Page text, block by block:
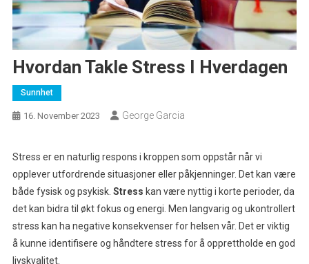
Hvordan Takle Stress I Hverdagen
Sunnhet
16. November 2023 George Garcia
Stress er en naturlig respons i kroppen som oppstår når vi
opplever utfordrende situasjoner eller påkjenninger. Det kan være
både fysisk og psykisk. Stress kan være nyttig i korte perioder, da
det kan bidra til økt fokus og energi. Men langvarig og ukontrollert
stress kan ha negative konsekvenser for helsen vår. Det er viktig
å kunne identifisere og håndtere stress for å opprettholde en god
livskvalitet.